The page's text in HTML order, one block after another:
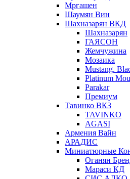
Мргашен
Шаумян Вин
Шахназарян ВКД
Шахназарян
ГАЯСОН
Жемчужина
Мозаика
Mustang.
Platinum
Parakar
Премиум
Тавинко ВКЗ
TAVINKO
AGASI
Армения Вайн
АРАДИС
Миниатюрные
Оганян
Мараси КД